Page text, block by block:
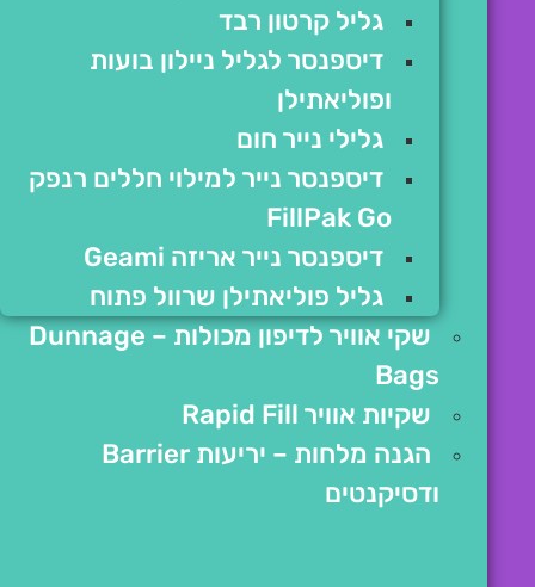
גליל קרטון רבד
דיספנסר לגליל ניילון בועות
ופוליאתילן
גלילי נייר חום
דיספנסר נייר למילוי חללים רנפק
FillPak Go
דיספנסר נייר אריזה Geami
גליל פוליאתילן שרוול פתוח
שקי אוויר לדיפון מכולות – Dunnage
Bags
שקיות אוויר Rapid Fill
הגנה מלחות – יריעות Barrier
ודסיקנטים